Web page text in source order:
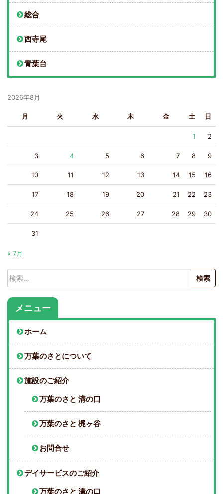
総合
西寺尾
青葉台
2026年8月
月 火 水 木 金 土 日
1 2
3 4 5 6 7 8 9
10 11 12 13 14 15 16
17 18 19 20 21 22 23
24 25 26 27 28 29 30
31
« 7月
検
索:
メニュー
ホーム
万葉のさとについて
施設のご紹介
万葉のさと 溝の口
万葉のさと 梶ヶ谷
お問合せ
デイサービスのご紹介
万葉のさと 溝の口